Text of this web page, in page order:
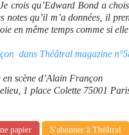
crois qu’Edward Bond a
notes qu’il m’a données, il
en même temps comme si
dans Théâtral magazine
scène d’Alain Françon
1 place Colette 75001
papier S'abonner à Théâtral